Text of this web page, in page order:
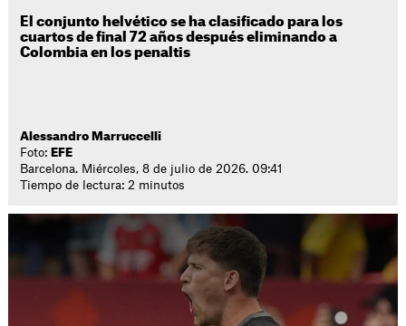
El conjunto helvético se ha clasificado para los
cuartos de final 72 años después eliminando a
Colombia en los penaltis
Alessandro Marruccelli
Foto: EFE
Barcelona. Miércoles, 8 de julio de 2026. 09:41
Tiempo de lectura: 2 minutos